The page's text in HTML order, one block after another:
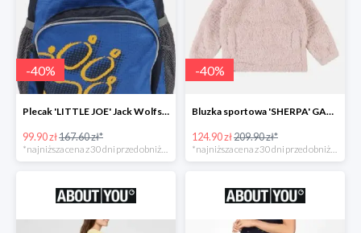
-40%
Plecak 'LITTLE JOE' Jack Wolfskin -40%
99.90 zł167.60 zł*
*najniższa cena z 30 dni przed obniżką
-40%
Bluzka sportowa 'SHERPA' GAP -40%
124.90 zł209.90 zł*
*najniższa cena z 30 dni przed obniżką